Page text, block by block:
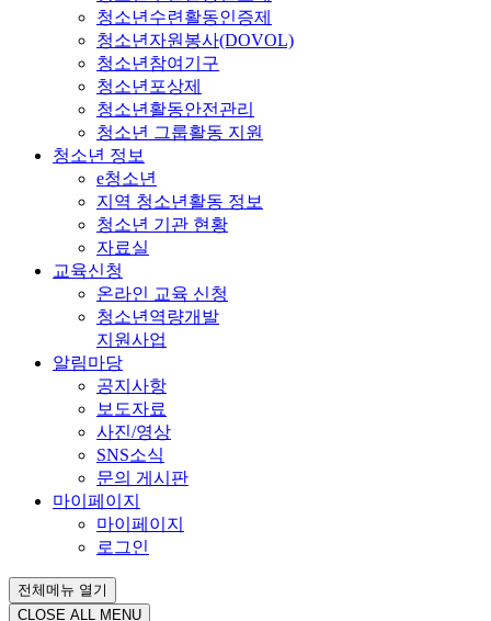
청소년수련활동인증제
청소년자원봉사(DOVOL)
청소년참여기구
청소년포상제
청소년활동안전관리
청소년 그룹활동 지원
청소년 정보
e청소년
지역 청소년활동 정보
청소년 기관 현황
자료실
교육신청
온라인 교육 신청
청소년역량개발
지원사업
알림마당
공지사항
보도자료
사진/영상
SNS소식
문의 게시판
마이페이지
마이페이지
로그인
전체메뉴 열기
CLOSE ALL MENU